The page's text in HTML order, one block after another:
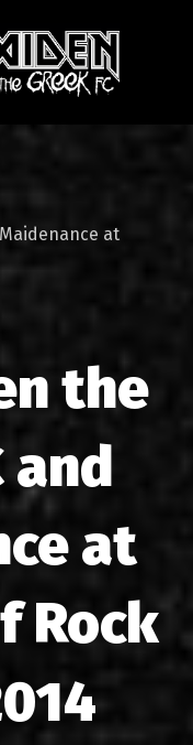
at
the
and
at
Rock